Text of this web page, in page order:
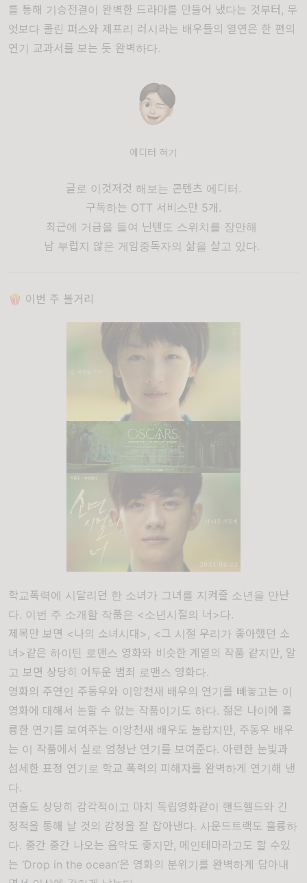
를 통해 기승전결이 완벽한 드라마를 만들어 냈다는 것부터, 무
엇보다 콜린 퍼스와 제프리 러시라는 배우들의 열연은 한 편의
연기 교과서를 보는 듯 완벽하다.
에디터 혀기
글로 이것저것 해보는 콘텐츠 에디터.
구독하는 OTT 서비스만 5개.
최근에 거금을 들여 닌텐도 스위치를 장만해
남 부럽지 않은 게임중독자의 삶을 살고 있다.
🍿 이번 주 볼거리
학교폭력에 시달리던 한 소녀가 그녀를 지켜줄 소년을 만난
다. 이번 주 소개할 작품은 <소년시절의 너>다.
제목만 보면 <나의 소녀시대>, <그 시절 우리가 좋아했던 소
녀>같은 하이틴 로맨스 영화와 비슷한 계열의 작품 같지만, 알
고 보면 상당히 어두운 범죄 로맨스 영화다.
영화의 주연인 주동우와 이앙천새 배우의 연기를 빼놓고는 이
영화에 대해서 논할 수 없는 작품이기도 하다. 젊은 나이에 훌
륭한 연기를 보여주는 이앙천새 배우도 놀랍지만, 주동우 배우
는 이 작품에서 실로 엄청난 연기를 보여준다. 아련한 눈빛과
섬세한 표정 연기로 학교 폭력의 피해자를 완벽하게 연기해 낸
다.
연출도 상당히 감각적이고 마치 독립영화같이 핸드헬드와 긴
정적을 통해 날 것의 감정을 잘 잡아낸다. 사운드트랙도 훌륭하
다. 중간 중간 나오는 음악도 좋지만, 메인테마라고도 할 수있
는 ‘Drop in the ocean’은 영화의 분위기를 완벽하게 담아내